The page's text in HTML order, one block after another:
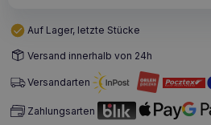
Auf Lager, letzte Stücke
Versand innerhalb von 24h
Versandarten
Zahlungsarten